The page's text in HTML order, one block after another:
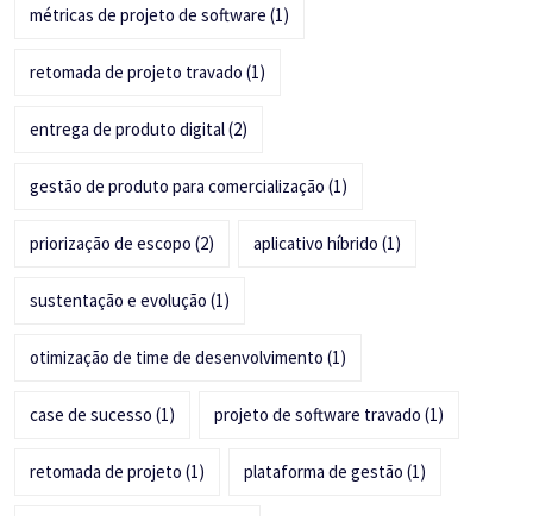
métricas de projeto de software (1)
retomada de projeto travado (1)
entrega de produto digital(2)
gestão de produto para comercialização (1)
priorização de escopo (2) aplicativo híbrido (1)
sustentação e evolução (1)
otimização de time de desenvolvimento (1)
case de sucesso (1) projeto de software travado (1)
retomada de projeto (1) plataforma de gestão (1)